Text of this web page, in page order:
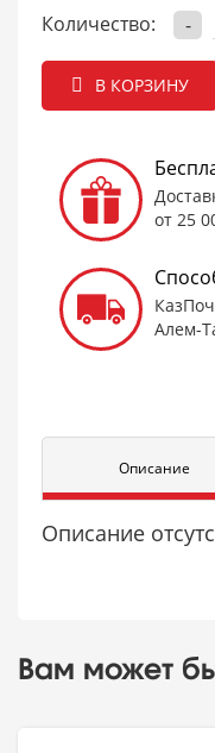
Количество: -
В КОРЗИНУ
от 25
Алем-
Описание
Описание
Вам может